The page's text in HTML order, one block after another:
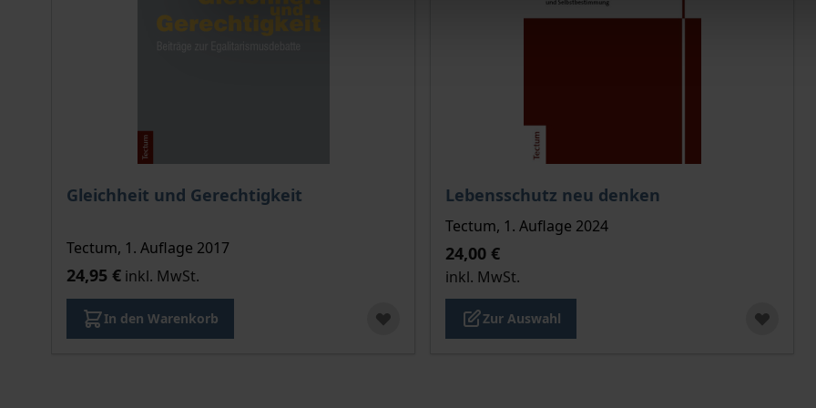
Gleichheit und Gerechtigkeit
Tectum, 1. Auflage 2017
24,95 € inkl. MwSt.
In den Warenkorb
Lebensschutz neu denken
Der Preis dieses Titels richtet sich nach der
Tectum, 1. Auflage 2024
24,00 €
inkl. MwSt.
Zur Auswahl